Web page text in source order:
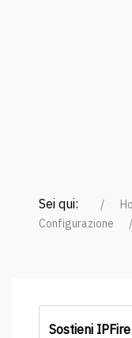
Sei qui:
Configurazione
Sostieni